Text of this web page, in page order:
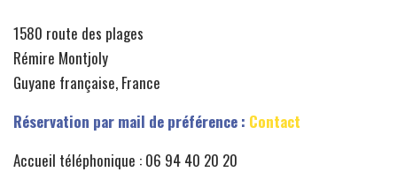
1580 route des plages
Rémire Montjoly
Guyane française, France
Réservation par mail de préférence : Contact
Accueil téléphonique : 06 94 40 20 20